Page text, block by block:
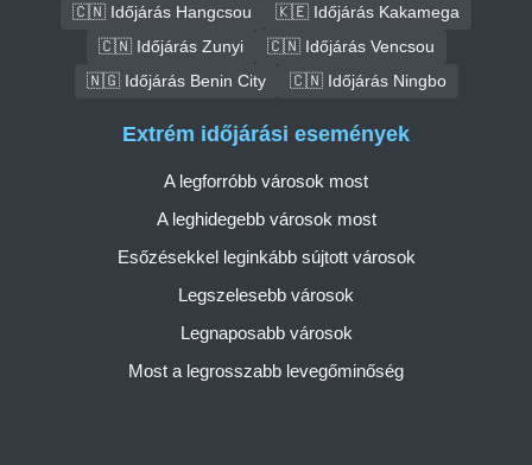
🇨🇳 Időjárás Hangcsou
🇰🇪 Időjárás Kakamega
🇨🇳 Időjárás Zunyi
🇨🇳 Időjárás Vencsou
🇳🇬 Időjárás Benin City
🇨🇳 Időjárás Ningbo
Extrém időjárási események
A legforróbb városok most
A leghidegebb városok most
Esőzésekkel leginkább sújtott városok
Legszelesebb városok
Legnaposabb városok
Most a legrosszabb levegőminőség